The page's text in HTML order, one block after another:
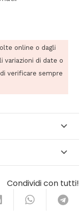
online o dagli
variazioni di date o
verificare sempre
Condividi con tutti!